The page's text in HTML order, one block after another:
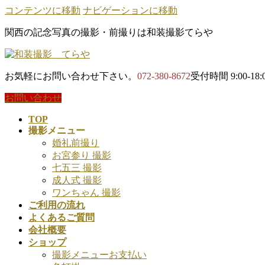
コンテンツに移動 ナビゲーションに移動
関西の記念写真の撮影・前撮りは和装撮影てらや
お気軽にお問い合わせ下さい。 072-380-8672受付時間 9:00-
お問い合わせ
TOP
撮影メニュー
婚礼前撮り
お宮参り 撮影
七五三 撮影
成人式 撮影
ワンちゃん 撮影
ご利用の流れ
よくあるご質問
会社概要
ショップ
撮影メニューお支払い